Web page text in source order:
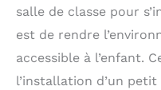
salle de classe pour
est de rendre
accessible à l’enfant.
l’installation d’un